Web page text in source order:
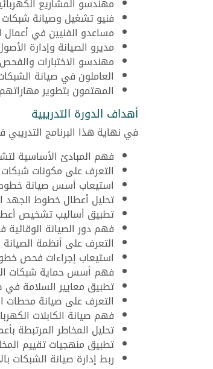
فنيو تشغيل وصيانة شبكات
مساعدو الفنيين في أعمال
مديرو الصيانة وإدارة
مهندسو الاختبارات
العاملون في صيانة
المهتمون بتطوير
أهداف الدورة التدريبية
في نهاية هذا البرنامج
فهم المبادئ الأساسية
التعرف على مكونات
استيعاب أسس صيانة
تحليل أعطال خطوط
تطبيق أساليب تشخيص
فهم دور الصيانة الوقائية
التعرف على أنظمة الصيانة
استيعاب إجراءات فحص
فهم أسس حماية شبكات
تطبيق معايير السلامة في
التعرف على صيانة محطات
فهم صيانة الكابلات
تحليل المخاطر المرتبطة
تطبيق منهجيات تقييم
ربط إدارة صيانة الشبكات